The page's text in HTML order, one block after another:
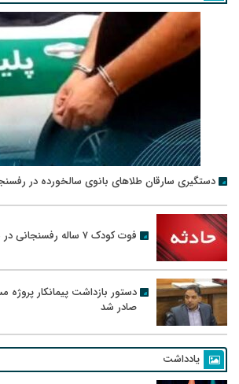
دستگیری سارقان طلاهای بانوی سالخورده در
فوت کودک ۷ ساله رفسنجانی در سانحه رانندگی
دستور بازداشت پیمانکار
صادر شد
یادداشت